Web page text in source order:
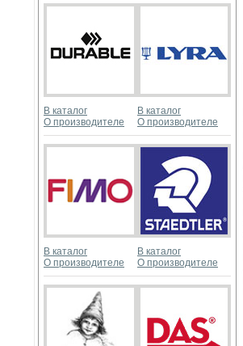
В каталог
О производителе
В каталог
О производителе
В каталог
О производителе
В каталог
О производителе